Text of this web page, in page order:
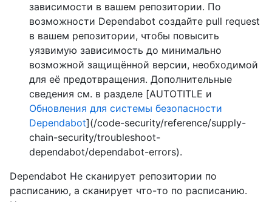
зависимости в вашем репозитории. По
возможности Dependabot создайте pull request
в вашем репозитории, чтобы повысить
уязвимую зависимость до минимально
возможной защищённой версии, необходимой
для её предотвращения. Дополнительные
сведения см. в разделе [AUTOTITLE и
Обновления для системы безопасности
Dependabot](/code-security/reference/supply-
chain-security/troubleshoot-
dependabot/dependabot-errors).
Dependabot Не сканирует репозитории по
расписанию, а сканирует что-то по расписанию.